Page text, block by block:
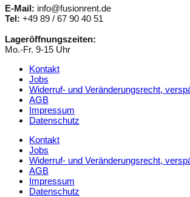
E-Mail: info@fusionrent.de
Tel: +49 89 / 67 90 40 51
Lageröffnungszeiten:
Mo.-Fr. 9-15 Uhr
Kontakt
Jobs
Widerruf- und Veränderungsrecht,
AGB
Impressum
Datenschutz
Kontakt
Jobs
Widerruf- und Veränderungsrecht,
AGB
Impressum
Datenschutz